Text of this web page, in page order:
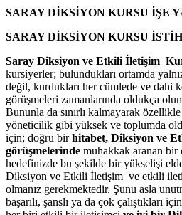
SARAY DİKSİYON KURSU İŞE
SARAY DİKSİYON KURSU
Saray Diksiyon ve Etkili İletişim
kursiyerler; bulundukları ortamda
değil, kurdukları her cümlede ve dahi
görüşmeleri zamanlarında oldukça
Bununla da sınırlı kalmayarak
yöneticilik gibi yüksek ve toplumda
için; doğru birhitabet, Diksiyon ve
görüşmelerinde muhakkak aranan
hedefinizde bu şekilde bir yükselişi
Diksiyon ve Etkili İletişim ve etkili
olmanız gerekmektedir. Şunu asla
başarılı, şanslı ya da çok çalıştıkları